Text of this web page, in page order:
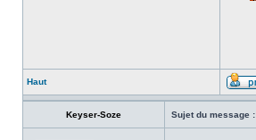
Haut
Keyser-Soze Sujet du message :